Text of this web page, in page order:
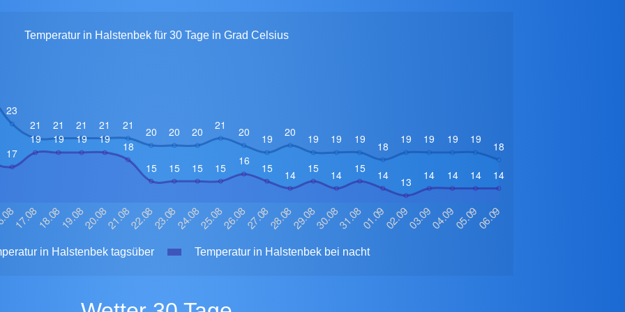
Temperatur in Halstenbek für 30 Tage in Grad Celsius
in Halstenbek tagsüber Temperatur in Halstenbek bei nacht